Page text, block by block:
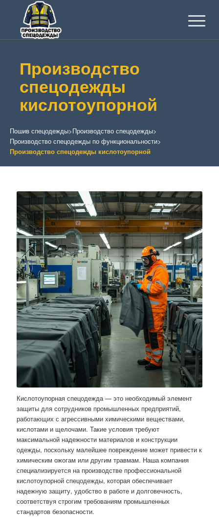
Производство
спецодежды
кислотоупорной
Пошив спецодежды>Производство спецодежды>
Производство спецодежды по функциональности>
Производство спецодежды кислотоупорной
Кислотоупорная спецодежда — это необходимый элемент
защиты для сотрудников промышленных предприятий,
работающих с агрессивными химическими веществами,
кислотами и щелочами. Такие условия требуют
максимальной надежности материалов и конструкции
одежды, поскольку малейшее повреждение может привести к
химическим ожогам или другим травмам. Наша компания
специализируется на производстве профессиональной
кислотоупорной спецодежды, которая обеспечивает
надежную защиту, удобство в работе и долговечность,
соответствуя строгим требованиям промышленных
стандартов безопасности.